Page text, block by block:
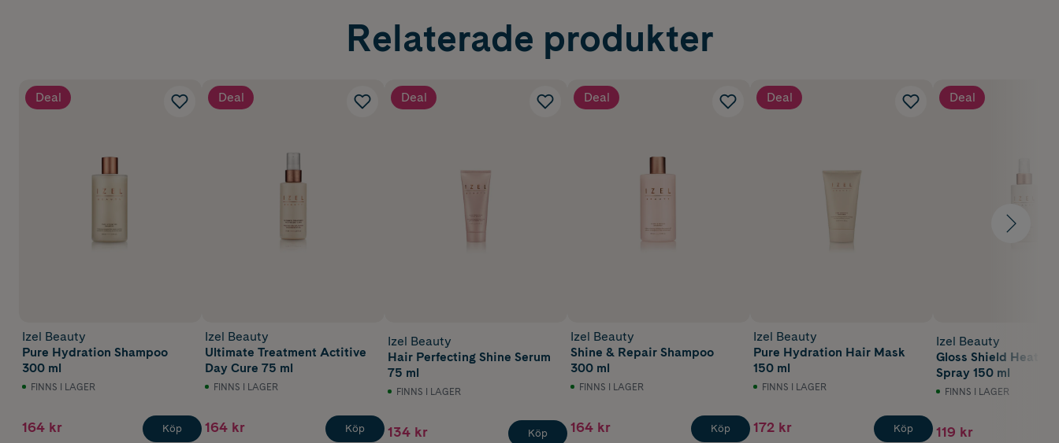
Relaterade produkter
Deal
Izel Beauty
Pure Hydration Shampoo
300 ml
FINNS I LAGER
164 kr Köp
Deal
Izel Beauty
Ultimate Treatment Actitive
Day Cure 75 ml
FINNS I LAGER
164 kr Köp
Deal
Izel Beauty
Hair Perfecting Shine Serum
75 ml
FINNS I LAGER
134 kr Köp
Deal
Izel Beauty
Shine & Repair Shampoo
300 ml
FINNS I LAGER
164 kr Köp
Deal
Izel Beauty
Pure Hydration Hair Mask
150 ml
FINNS I LAGER
172 kr Köp
Deal
Izel Beauty
Gloss Shield Heat
Spray 150 ml
FINNS I LAGER
119 kr